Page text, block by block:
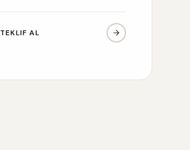
TEKLIF AL